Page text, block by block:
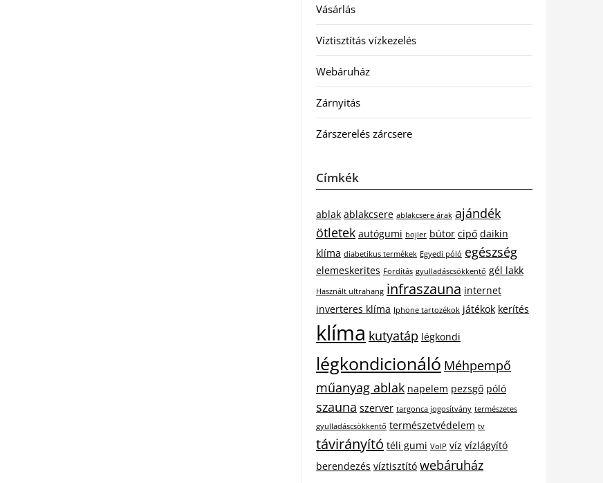
Vásárlás
Víztisztítás vízkezelés
Webáruház
Zárnyitás
Zárszerelés zárcsere
Címkék
ablak ablakcsere ablakcsere árak ajándék
ötletek autógumi bojler bútor cipő daikin
klíma diabetikus termékek Egyedi póló egészség
elemeskerites Fordítás gyulladáscsökkentő gél lakk
Használt ultrahang infraszauna internet
inverteres klíma Iphone tartozékok játékok kerítés
klíma kutyatáp légkondi
légkondicionáló Méhpempő
műanyag ablak napelem pezsgő póló
szauna szerver targonca jogosítvány természetes
gyulladáscsökkentő természetvédelem tv
távirányító téli gumi VoIP víz vízlágyító
berendezés víztisztító webáruház